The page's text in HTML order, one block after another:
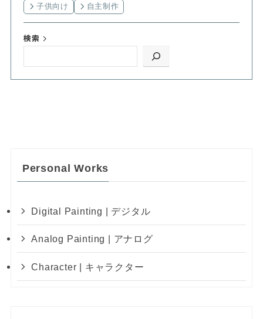
子供向け
自主制作
検索
Personal Works
Digital Painting | デジタル
Analog Painting | アナログ
Character | キャラクター